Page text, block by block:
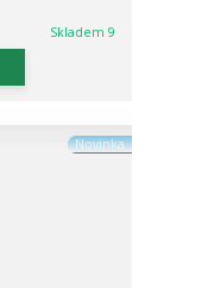
Skladem 9
Novinka